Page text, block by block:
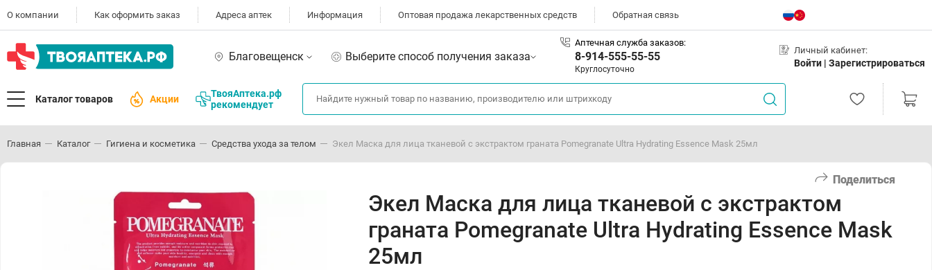
О компании Как оформить заказ Адреса аптек Информация Оптовая продажа лекарственных средств Обратная связь
Благовещенск Выберите способ получения заказа
Аптечная служба заказов:
8-914-555-55-55
Круглосуточно
Личный кабинет:
Войти | Зарегистрироваться
Каталог товаров Акции
ТвояАптека.рф
рекомендует
Главная Каталог Гигиена и косметика Средства ухода за телом Экел Маска для лица тканевой с экстрактом граната Pomegranate Ultra Hydrating Essence Mask 25мл
Поделиться
Экел Маска для лица тканевой с экстрактом
граната Pomegranate Ultra Hydrating Essence Mask
25мл